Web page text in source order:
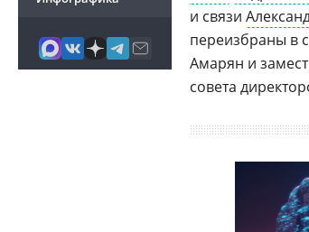
и связи
переизбраны в
Амарян и
совета